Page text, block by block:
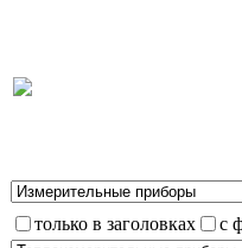
только в заголовках с